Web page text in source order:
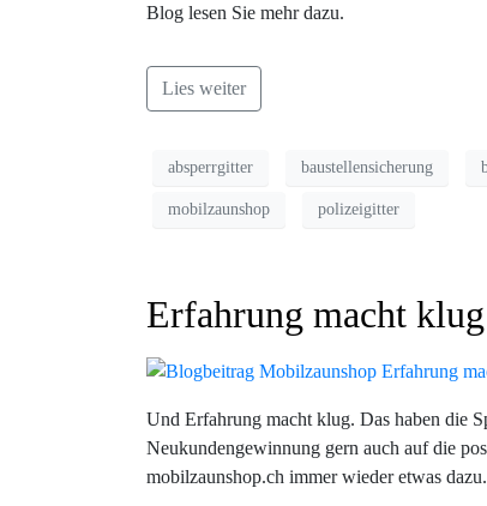
Blog lesen Sie mehr dazu.
Lies weiter
absperrgitter baustellensicherung
mobilzaunshop polizeigitter
Erfahrung macht klug
Und Erfahrung macht klug. Das haben die
Neukundengewinnung gern auch auf die
mobilzaunshop.ch immer wieder etwas